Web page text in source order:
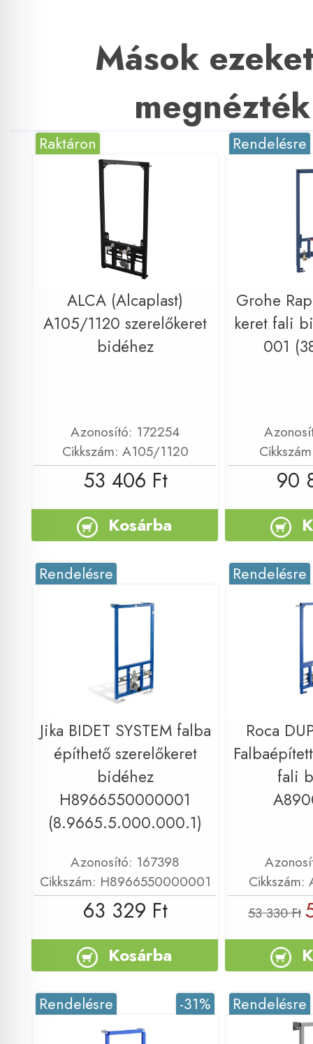
Mások
megnézték
Raktáron
ALCA (Alcaplast)
A105/1120 szerelőkeret
bidéhez
Azonosító: 172254
Cikkszám: A105/1120
53 406 Ft
Kosárba
Rendelésre
Grohe
keret fali
001
90
Rendelésre
Jika BIDET SYSTEM falba
építhető szerelőkeret
bidéhez
H8966550000001
(8.9665.5.000.000.1)
Azonosító: 167398
Cikkszám: H8966550000001
63 329 Ft
Kosárba
Rendelésre
Roca
fali
53 330 Ft
-31%
Rendelésre Rendelésre